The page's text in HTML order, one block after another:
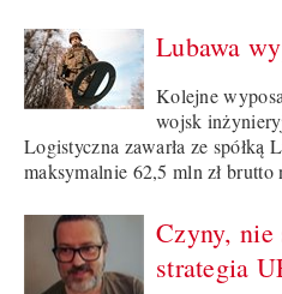
Lubawa
Kolejne
wojsk
Logistyczna zawarła ze spółką
maksymalnie 62,5 mln zł brutto
Czyny, nie
strategia